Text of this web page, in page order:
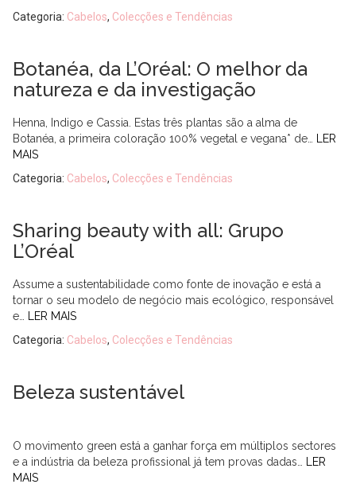
Categoria: Cabelos, Colecções e Tendências
Botanéa, da L’Oréal: O melhor da
natureza e da investigação
Henna, Indigo e Cassia. Estas três plantas são a alma de
Botanéa, a primeira coloração 100% vegetal e vegana* de…
LER
MAIS
Categoria: Cabelos, Colecções e Tendências
Sharing beauty with all: Grupo
L’Oréal
Assume a sustentabilidade como fonte de inovação e está a
tornar o seu modelo de negócio mais ecológico, responsável
e…
LER MAIS
Categoria: Cabelos, Colecções e Tendências
Beleza sustentável
O movimento green está a ganhar força em múltiplos sectores
e a indústria da beleza profissional já tem provas dadas…
LER
MAIS